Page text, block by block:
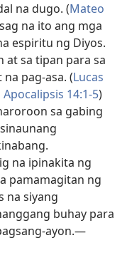
na dugo. (Mateo
na ito ang mga
espiritu ng Diyos.
at sa tipan para sa
pag-asa. (Lucas
Apocalipsis 14:​1-5)
sa gabing
na ipinakita ng
pamamagitan ng
na siyang
buhay para
ayon.​—